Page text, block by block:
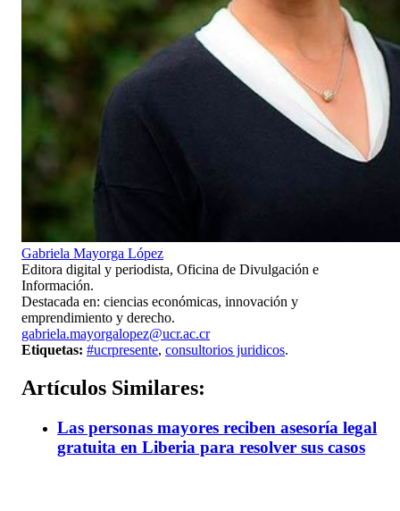
Gabriela Mayorga López
Editora digital y periodista, Oficina de Divulgación e
Información.
Destacada en: ciencias económicas, innovación y
emprendimiento y derecho.
gabriela.mayorgalopez@ucr.ac.cr
Etiquetas: #ucrpresente, consultorios juridicos.
Artículos Similares:
Las personas mayores reciben asesoría legal
gratuita en Liberia para resolver sus casos